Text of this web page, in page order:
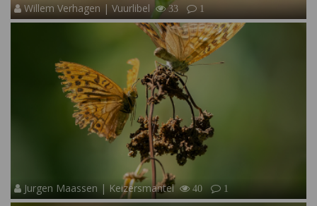
Willem Verhagen | Vuurlibel 33 1
Jurgen Maassen | Keizersmantel 40 1